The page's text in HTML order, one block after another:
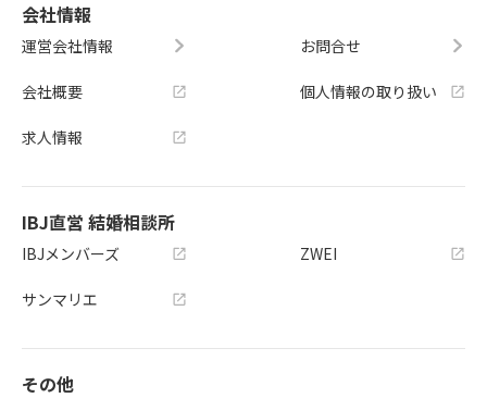
会社情報
運営会社情報
会社概要
求人情報
お問合せ
個人情報の取り扱い
IBJ直営 結婚相談所
IBJメンバーズ
サンマリエ
ZWEI
その他